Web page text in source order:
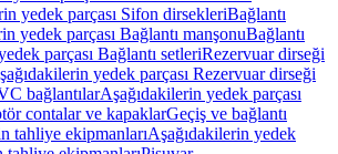
yedek parçası Sifon dirsekleriBağlantı
yedek parçası Bağlantı manşonuBağlantı
parçası Bağlantı setleriRezervuar dirseği
yedek parçası Rezervuar dirseği
bağlantılarAşağıdakilerin yedek parçası
contalar ve kapaklarGeçiş ve bağlantı
tahliye ekipmanlarıAşağıdakilerin yedek